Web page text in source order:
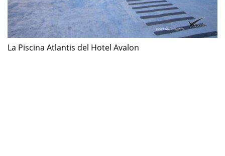
La Piscina Atlantis del Hotel Avalon